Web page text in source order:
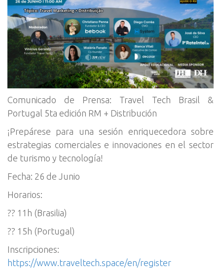
Comunicado de Prensa: Travel Tech Brasil &
Portugal 5ta edición RM + Distribución
¡Prepárese para una sesión enriquecedora sobre
estrategias comerciales e innovaciones en el sector
de turismo y tecnología!
Fecha: 26 de Junio
Horarios:
?? 11h (Brasilia)
?? 15h (Portugal)
Inscripciones:
https://www.traveltech.space/en/register